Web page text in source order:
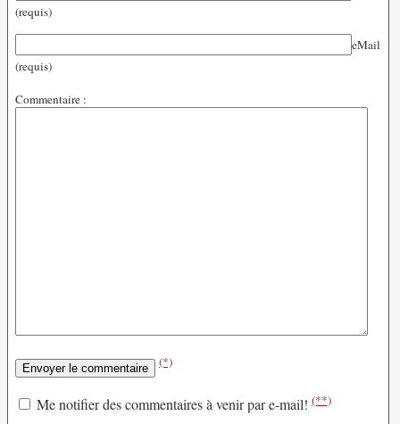
(requis)
eMail
(requis)
Commentaire :
(*)
Me notifier des commentaires à venir par e-mail! (**)